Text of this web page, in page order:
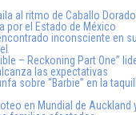
al ritmo de Caballo
por el Estado de México
inconsciente en su
– Reckoning Part One”
las expectativas
sobre “Barbie” en la
en Mundial de Auckland